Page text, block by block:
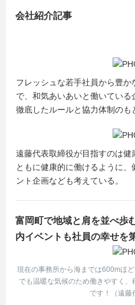
会社紹介記事
フレッシュな若手社員から豊か
で、和気あいあいと働いてい
徹底したルールと協力体制のも
遠藤代表取締役が目指すのは
ともに健康的に働けるように
ント企画なども考えている。
富岡町で地域と肩を並べ歩
内イベントも社員の幸せを
現在の事務所から海までは600mほ
でも温暖な気候のため働きやすく
です！（遠藤